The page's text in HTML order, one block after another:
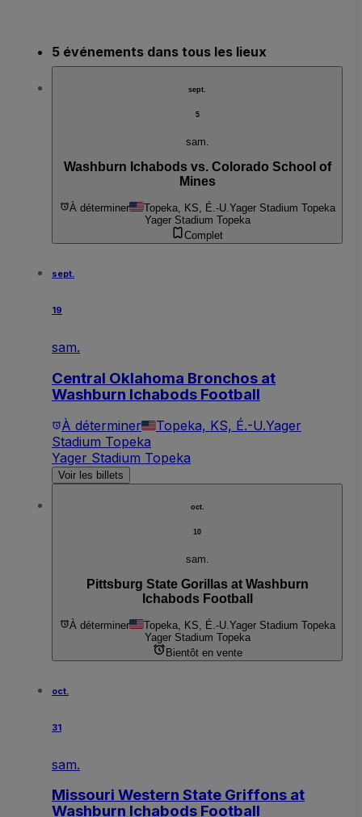
5 événements dans tous les lieux
sept.
5
sam.
Washburn Ichabods vs. Colorado School of
Mines
À déterminer Topeka, KS, É.-U. Yager Stadium Topeka
Yager Stadium Topeka
Complet
sept.
19
sam.
Central Oklahoma Bronchos at
Washburn Ichabods Football
À déterminer Topeka, KS, É.-U.Yager
Stadium Topeka
Yager Stadium Topeka
Voir les billets
oct.
10
sam.
Pittsburg State Gorillas at Washburn
Ichabods Football
À déterminer Topeka, KS, É.-U. Yager Stadium Topeka
Yager Stadium Topeka
Bientôt en vente
oct.
31
sam.
Missouri Western State Griffons at
Washburn Ichabods Football